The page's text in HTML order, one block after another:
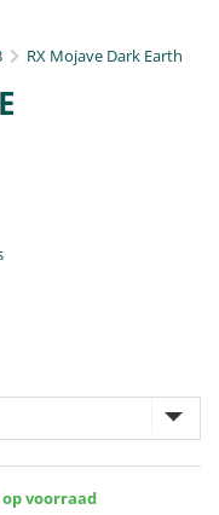
RX Mojave Dark Earth
op voorraad